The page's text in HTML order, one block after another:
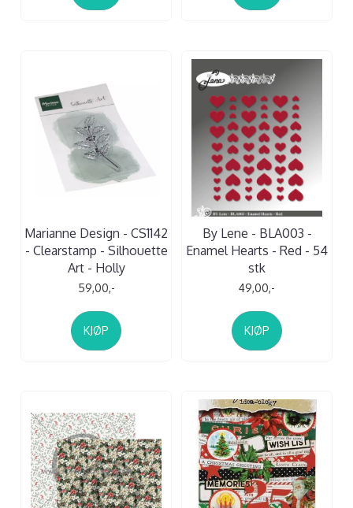
Marianne Design - CS1142
- Clearstamp - Silhouette
Art - Holly
59,00,-
KJØP
By Lene - BLA003 -
Enamel Hearts - Red - 54
stk
49,00,-
KJØP